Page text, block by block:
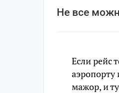
Не все
Если рейс
аэропорту
мажор, и